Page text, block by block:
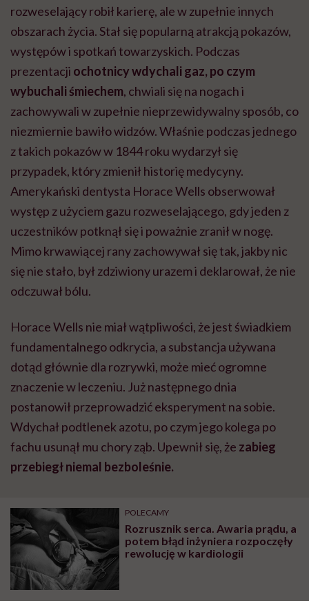
rozweselający robił karierę, ale w zupełnie innych
obszarach życia. Stał się popularną atrakcją pokazów,
występów i spotkań towarzyskich. Podczas
prezentacji ochotnicy wdychali gaz, po czym
wybuchali śmiechem, chwiali się na nogach i
zachowywali w zupełnie nieprzewidywalny sposób, co
niezmiernie bawiło widzów. Właśnie podczas jednego
z takich pokazów w 1844 roku wydarzył się
przypadek, który zmienił historię medycyny.
Amerykański dentysta Horace Wells obserwował
występ z użyciem gazu rozweselającego, gdy jeden z
uczestników potknął się i poważnie zranił w nogę.
Mimo krwawiącej rany zachowywał się tak, jakby nic
się nie stało, był zdziwiony urazem i deklarował, że nie
odczuwał bólu.
Horace Wells nie miał wątpliwości, że jest świadkiem
fundamentalnego odkrycia, a substancja używana
dotąd głównie dla rozrywki, może mieć ogromne
znaczenie w leczeniu. Już następnego dnia
postanowił przeprowadzić eksperyment na sobie.
Wdychał podtlenek azotu, po czym jego kolega po
fachu usunął mu chory ząb. Upewnił się, że zabieg
przebiegł niemal bezboleśnie.
POLECAMY
Rozrusznik serca. Awaria prądu, a
potem błąd inżyniera rozpoczęły
rewolucję w kardiologii